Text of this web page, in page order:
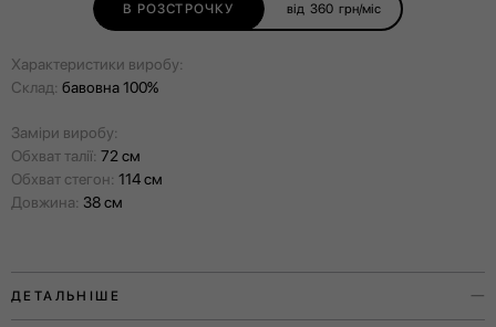
В РОЗСТРОЧКУ від 360 грн/міс
Характеристики виробу:
Склад: бавовна 100%
Заміри виробу:
Обхват талії: 72 см
Обхват стегон: 114 см
Довжина: 38 см
ДЕТАЛЬНІШЕ